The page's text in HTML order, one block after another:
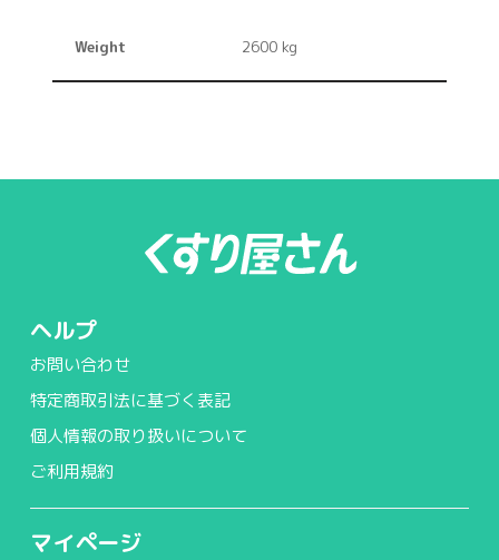
Weight 2600 kg
ヘルプ
お問い合わせ
特定商取引法に基づく表記
個人情報の取り扱いについて
ご利用規約
マイページ